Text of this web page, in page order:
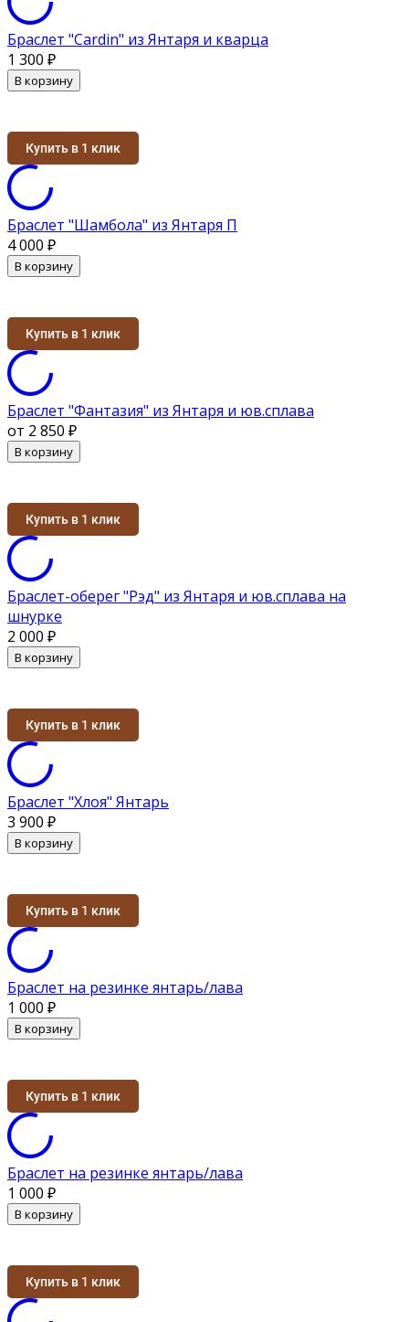
Браслет "Cardin" из Янтаря и кварца
1 300 ₽
В корзину
Купить в 1 клик
Браслет "Шамбола" из Янтаря П
4 000 ₽
В корзину
Купить в 1 клик
Браслет "Фантазия" из Янтаря и юв.сплава
от 2 850 ₽
В корзину
Купить в 1 клик
Браслет-оберег "Рэд" из Янтаря и юв.сплава на
шнурке
2 000 ₽
В корзину
Купить в 1 клик
Браслет "Хлоя" Янтарь
3 900 ₽
В корзину
Купить в 1 клик
Браслет на резинке янтарь/лава
1 000 ₽
В корзину
Купить в 1 клик
Браслет на резинке янтарь/лава
1 000 ₽
В корзину
Купить в 1 клик